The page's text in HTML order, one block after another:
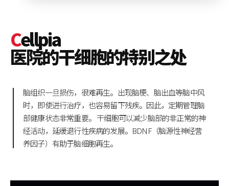
Cellpia
医院的干细胞的特别之处
脑组织一旦损伤，很难再生。出现脑梗、脑出血等脑中风
时，即使进行治疗，也容易留下残疾。因此，定期管理脑
部健康状态非常重要。 干细胞可以减少脑部的非正常的神
经活动，延缓退行性疾病的发展。BDNF（脑源性神经营
养因子）有助于脑细胞再生。